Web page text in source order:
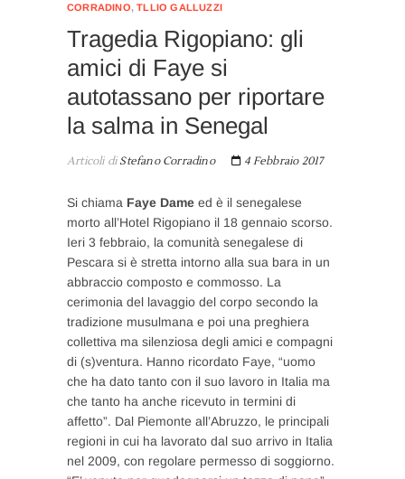
CORRADINO,TLLIO GALLUZZI
Tragedia Rigopiano: gli
amici di Faye si
autotassano per riportare
la salma in Senegal
Articoli diStefano Corradino 4 Febbraio 2017
Si chiama Faye Dame ed è il senegalese
morto all’Hotel Rigopiano il 18 gennaio scorso.
Ieri 3 febbraio, la comunità senegalese di
Pescara si è stretta intorno alla sua bara in un
abbraccio composto e commosso. La
cerimonia del lavaggio del corpo secondo la
tradizione musulmana e poi una preghiera
collettiva ma silenziosa degli amici e compagni
di (s)ventura. Hanno ricordato Faye, “uomo
che ha dato tanto con il suo lavoro in Italia ma
che tanto ha anche ricevuto in termini di
affetto”. Dal Piemonte all’Abruzzo, le principali
regioni in cui ha lavorato dal suo arrivo in Italia
nel 2009, con regolare permesso di soggiorno.